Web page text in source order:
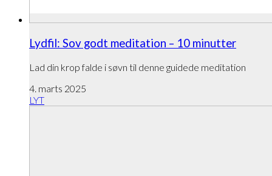
Lydfil: Sov godt meditation – 10 minutter
Lad din krop falde i søvn til denne guidede meditation
4. marts 2025
LYT